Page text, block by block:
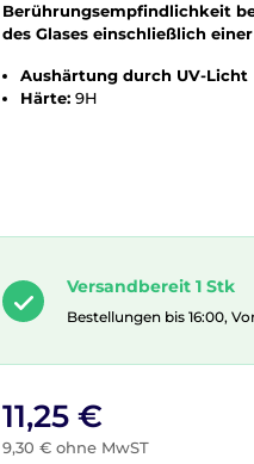
Berührungsempfindlichkeit
des Glases einschließlich
Aushärtung durch UV-Licht
Härte: 9H
Versandbereit 1 Stk
Bestellungen bis 16:00,
11,25 €
9,30 € ohne MwST